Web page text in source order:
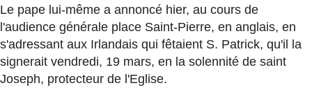
Le pape lui-même a annoncé hier, au cours de
l'audience générale place Saint-Pierre, en anglais, en
s'adressant aux Irlandais qui fêtaient S. Patrick, qu'il la
signerait vendredi, 19 mars, en la solennité de saint
Joseph, protecteur de l'Eglise.